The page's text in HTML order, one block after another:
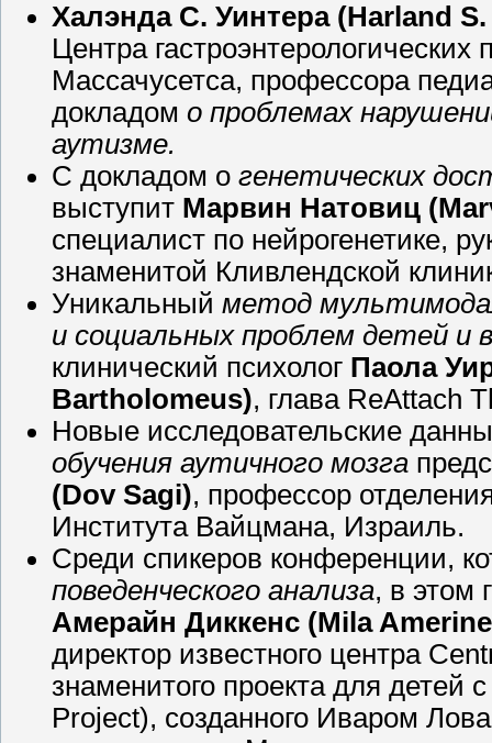
Халэнда С. Уинтера (Harland
Центра
Массачусетса, профессора
докладом о проблемах
аутизме.
С докладом о генетических
выступит Марвин Натовиц
специалист по нейрогенетике,
знаменитой Кливлендской
Уникальный метод
и социальных проблем детей и
клинический психолог Паола
Bartholomeus), глава ReAttach
Новые исследовательские
обучения аутичного мозга
(Dov Sagi), профессор
Института Вайцмана, Израиль.
Среди спикеров конференции,
поведенческого анализа, в этом
Амерайн Диккенс (Mila
директор известного центра
знаменитого проекта для детей
Project), созданного Иваром